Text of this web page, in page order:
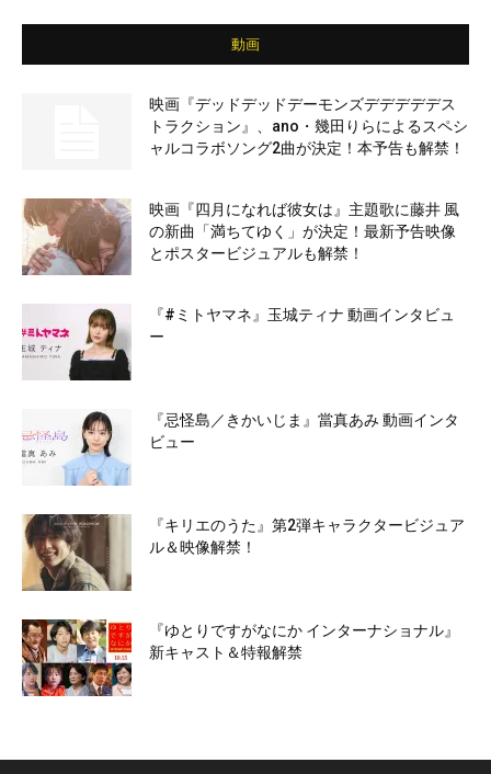
動画
映画『デッドデッドデーモンズデデデデデス
トラクション』、ano・幾田りらによるスペシ
ャルコラボソング2曲が決定！本予告も解禁！
映画『四月になれば彼女は』主題歌に藤井 風
の新曲「満ちてゆく」が決定！最新予告映像
とポスタービジュアルも解禁！
『#ミトヤマネ』玉城ティナ 動画インタビュ
ー
『忌怪島／きかいじま』當真あみ 動画インタ
ビュー
『キリエのうた』第2弾キャラクタービジュア
ル＆映像解禁！
『ゆとりですがなにか インターナショナル』
新キャスト＆特報解禁